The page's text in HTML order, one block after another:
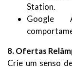
Station.
Google
8. Ofertas
Crie um senso